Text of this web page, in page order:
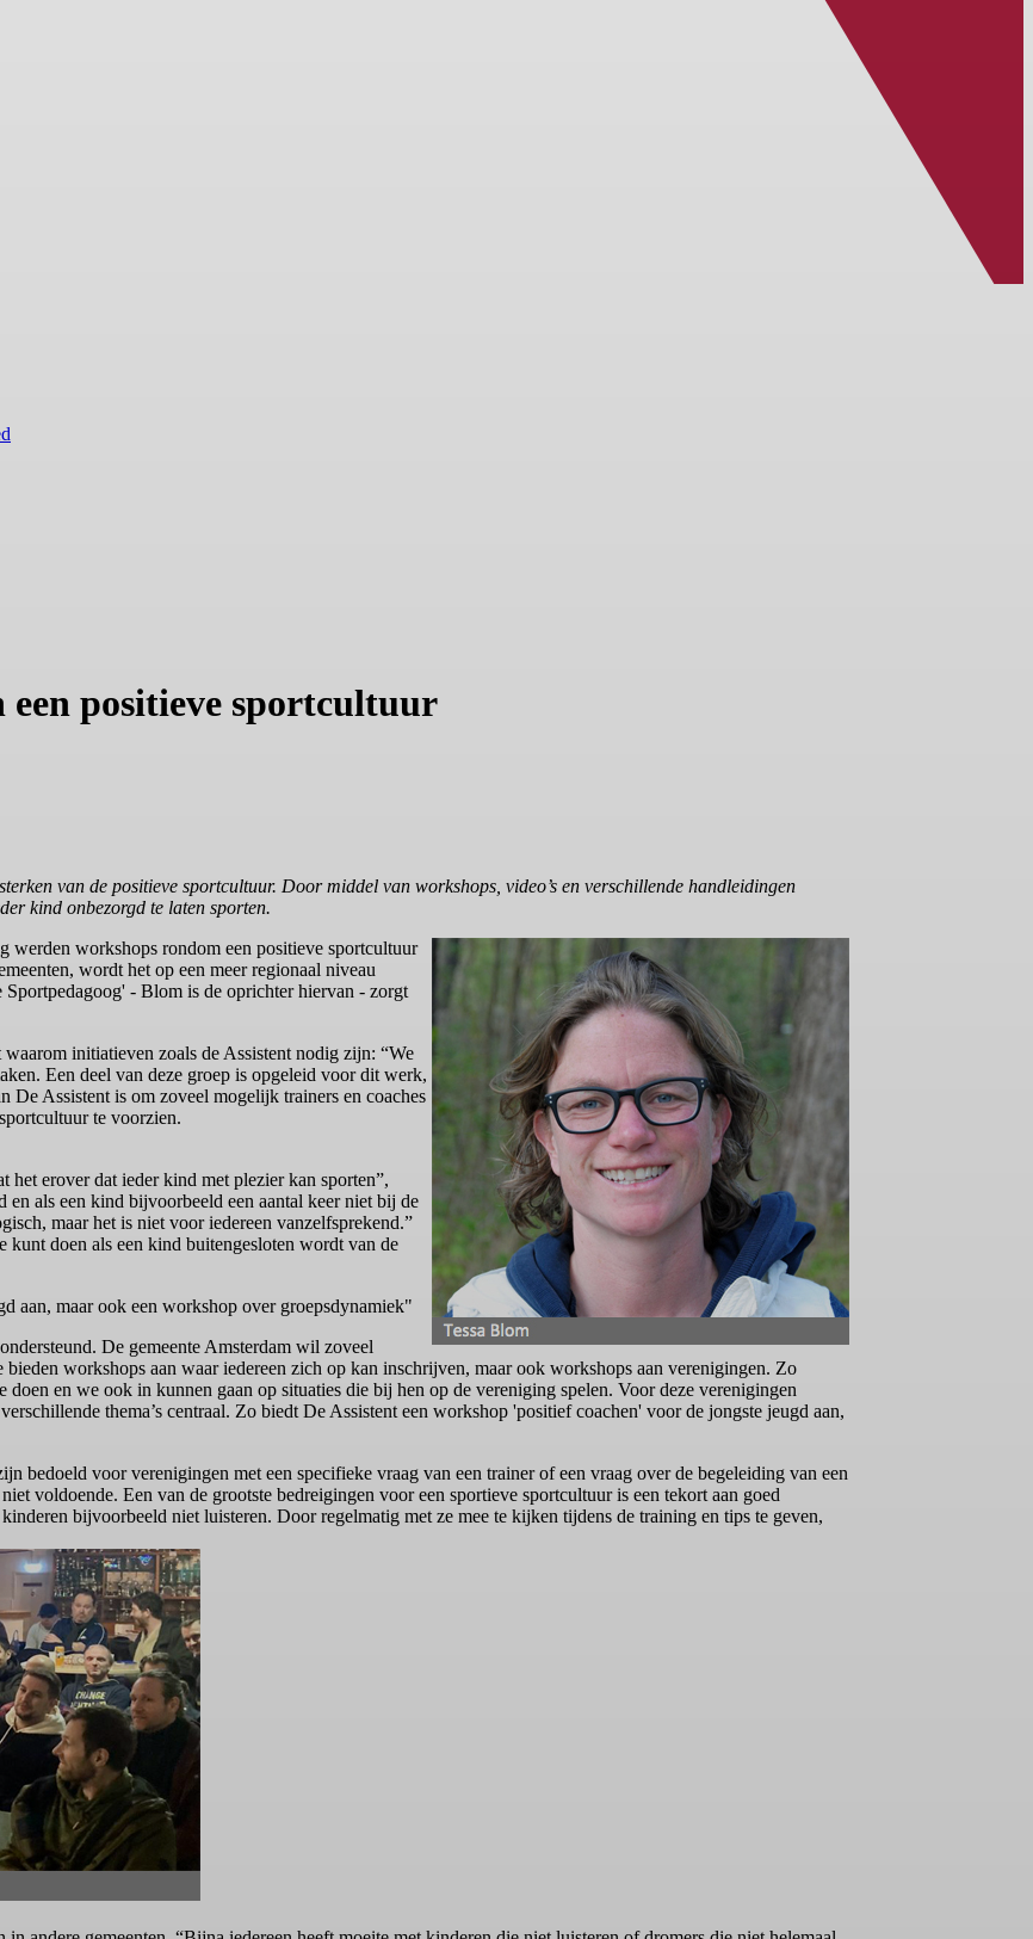
positieve sportcultuur
van de positieve sportcultuur. Door middel van workshops, video’s en verschillende handleidingen
kind onbezorgd te laten sporten.
werden workshops rondom een positieve sportcultuur
wordt het op een meer regionaal niveau
- Blom is de oprichter hiervan - zorgt
initiatieven zoals de Assistent nodig zijn: “We
Een deel van deze groep is opgeleid voor dit werk,
Assistent is om zoveel mogelijk trainers en coaches
te voorzien.
erover dat ieder kind met plezier kan sporten”,
als een kind bijvoorbeeld een aantal keer niet bij de
maar het is niet voor iedereen vanzelfsprekend.”
kunt doen als een kind buitengesloten wordt van de
aan, maar ook een workshop over groepsdynamiek"
De gemeente Amsterdam wil zoveel
workshops aan waar iedereen zich op kan inschrijven, maar ook workshops aan verenigingen. Zo
en we ook in kunnen gaan op situaties die bij hen op de vereniging spelen. Voor deze verenigingen
thema’s centraal. Zo biedt De Assistent een workshop 'positief coachen' voor de jongste jeugd aan,
bedoeld voor verenigingen met een specifieke vraag van een trainer of een vraag over de begeleiding van een
voldoende. Een van de grootste bedreigingen voor een sportieve sportcultuur is een tekort aan goed
bijvoorbeeld niet luisteren. Door regelmatig met ze mee te kijken tijdens de training en tips te geven,